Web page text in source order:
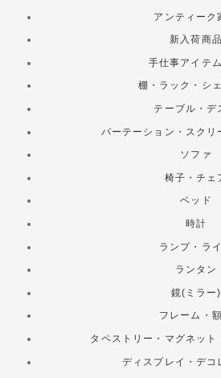
アンティーク
新入荷商品
手仕事アイテ
棚・ラック・シ
テーブル・デ
パーテーション・スクリ
ソファ
椅子・チェ
ベッド
時計
ランプ・ラ
ランタン
鏡(ミラー)
フレーム・
タペストリー・マグネット
ディスプレイ・デコ